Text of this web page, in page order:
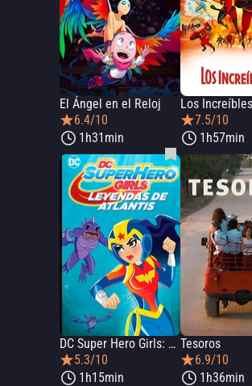
El Ángel en el Reloj
6.4/10
1h31min
Los
7.5/10
1h57min
DC Super Hero Girls: Leyendas de Atlantis
5.3/10
1h15min
Tesoros
6.9/10
1h36min